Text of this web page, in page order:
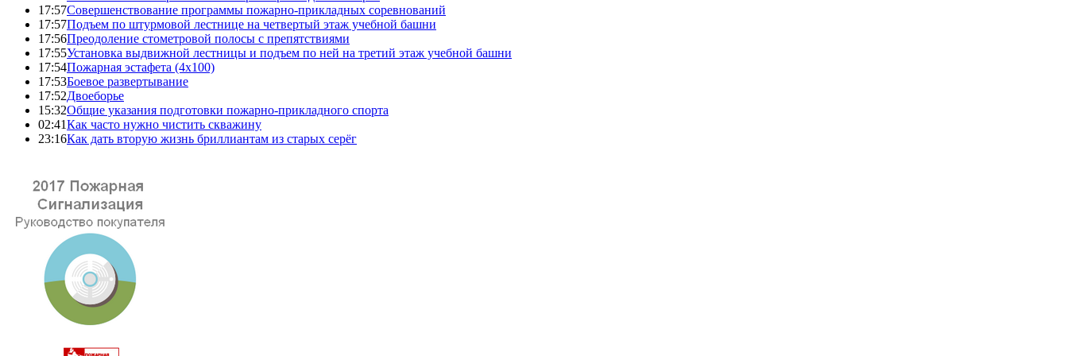
17:57Совершенствование программы пожарно-прикладных соревнований
17:57Подъем по штурмовой лестнице на четвертый этаж учебной башни
17:56Преодоление стометровой полосы с препятствиями
17:55Установка выдвижной лестницы и подъем по ней на третий этаж учебной башни
17:54Пожарная эстафета (4x100)
17:53Боевое развертывание
17:52Двоеборье
15:32Общие указания подготовки пожарно-прикладного спорта
02:41Как часто нужно чистить скважину
23:16Как дать вторую жизнь бриллиантам из старых серёг